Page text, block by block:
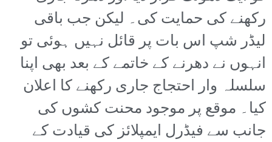
رکھنے کی حمایت کی۔ لیکن جب باقی
لیڈر شپ اس بات پر قائل نہیں ہوئی تو
انہوں نے دھرنے کے خاتمے کے بعد بھی اپنا
سلسلہ وار احتجاج جاری رکھنے کا اعلان
کیا۔ موقع پر موجود محنت کشوں کی
جانب سے فیڈرل ایمپلائز کی قیادت کے